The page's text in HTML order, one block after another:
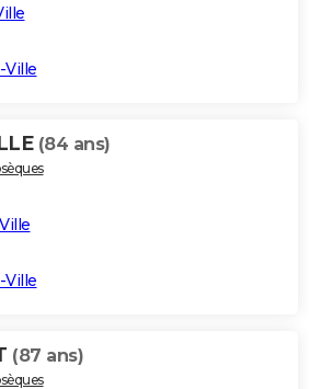
Ville
(84 ans)
Ville
(87 ans)